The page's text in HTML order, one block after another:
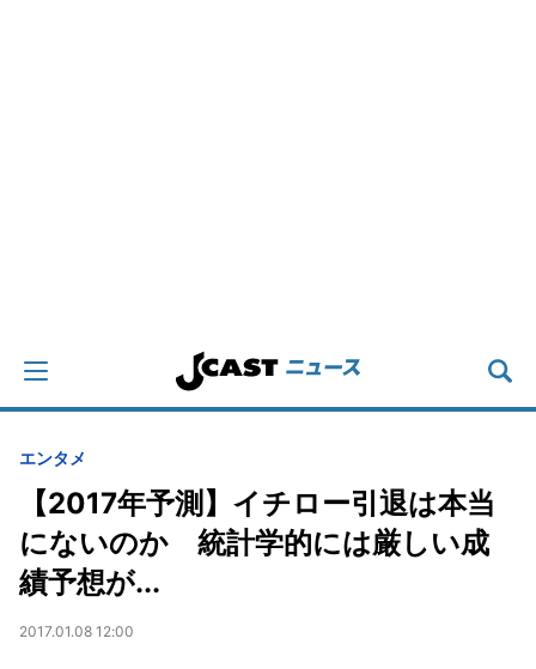
エンタメ
【2017年予測】イチロー引退は本当
にないのか 統計学的には厳しい成
績予想が...
2017.01.08 12:00